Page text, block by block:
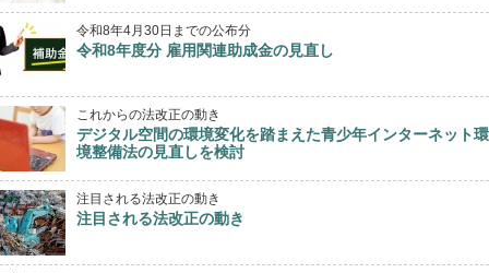
令和8年4月30日までの公布分
令和8年度分 雇用関連助成金の見直し
これからの法改正の動き
デジタル空間の環境変化を踏まえた青少年インターネット環
境整備法の見直しを検討
注目される法改正の動き
注目される法改正の動き